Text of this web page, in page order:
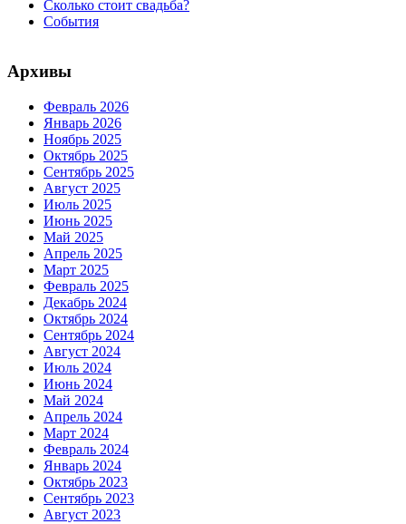
Сколько стоит свадьба?
События
Архивы
Февраль 2026
Январь 2026
Ноябрь 2025
Октябрь 2025
Сентябрь 2025
Август 2025
Июль 2025
Июнь 2025
Май 2025
Апрель 2025
Март 2025
Февраль 2025
Декабрь 2024
Октябрь 2024
Сентябрь 2024
Август 2024
Июль 2024
Июнь 2024
Май 2024
Апрель 2024
Март 2024
Февраль 2024
Январь 2024
Октябрь 2023
Сентябрь 2023
Август 2023